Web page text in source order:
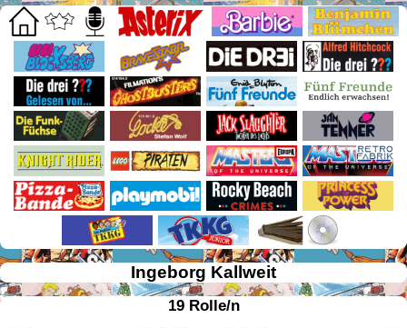
Ingeborg Kallweit
19 Rolle/n